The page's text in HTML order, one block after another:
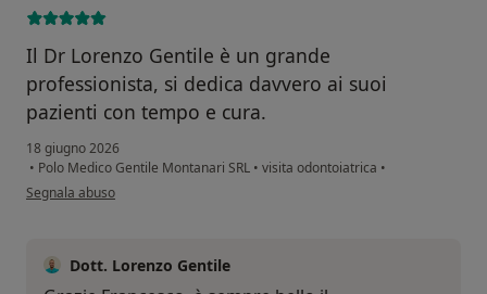
Il Dr Lorenzo Gentile è un grande
professionista, si dedica davvero ai suoi
pazienti con tempo e cura.
18 giugno 2026
• Polo Medico Gentile Montanari SRL • visita odontoiatrica •
secondo l'opinione dell'utente Francesco C.
Segnala abuso
Dott. Lorenzo Gentile